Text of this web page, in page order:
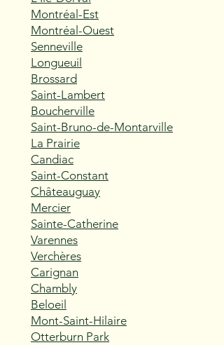
Montréal-Est
Montréal-Ouest
Senneville
Longueuil
Brossard
Saint-Lambert
Boucherville
Saint-Bruno-de-Montarville
La Prairie
Candiac
Saint-Constant
Châteauguay
Mercier
Sainte-Catherine
Varennes
Verchères
Carignan
Chambly
Beloeil
Mont-Saint-Hilaire
Otterburn Park